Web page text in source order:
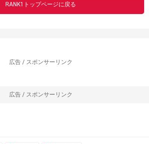
RANK1トップページに戻る
広告 / スポンサーリンク
広告 / スポンサーリンク